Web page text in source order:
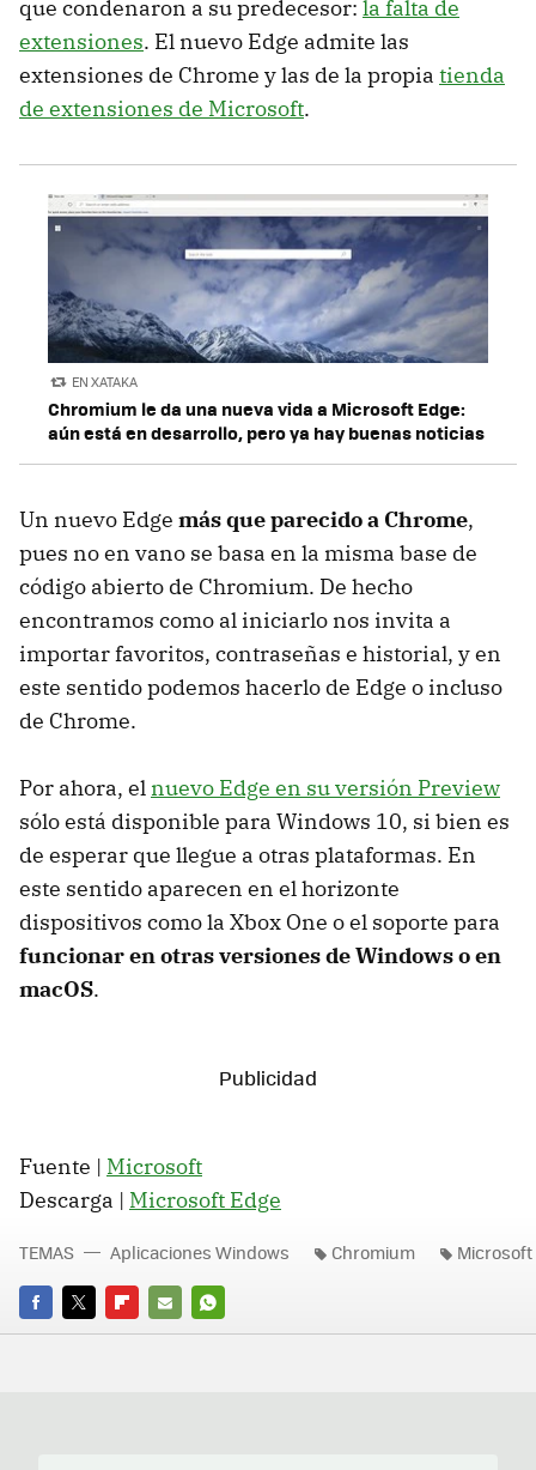
que condenaron a su predecesor: la falta de
extensiones. El nuevo Edge admite las
extensiones de Chrome y las de la propia tienda
de extensiones de Microsoft.
EN XATAKA
Chromium le da una nueva vida a Microsoft Edge:
aún está en desarrollo, pero ya hay buenas noticias
Un nuevo Edge más que parecido a Chrome,
pues no en vano se basa en la misma base de
código abierto de Chromium. De hecho
encontramos como al iniciarlo nos invita a
importar favoritos, contraseñas e historial, y en
este sentido podemos hacerlo de Edge o incluso
de Chrome.
Por ahora, el nuevo Edge en su versión Preview
sólo está disponible para Windows 10, si bien es
de esperar que llegue a otras plataformas. En
este sentido aparecen en el horizonte
dispositivos como la Xbox One o el soporte para
funcionar en otras versiones de Windows o en
macOS.
Fuente | Microsoft
Descarga | Microsoft Edge
FACEBOOK
TWITTERFLIPBOARD
E-
WHATSAPP
TEMAS Aplicaciones Windows Chromium Microsoft